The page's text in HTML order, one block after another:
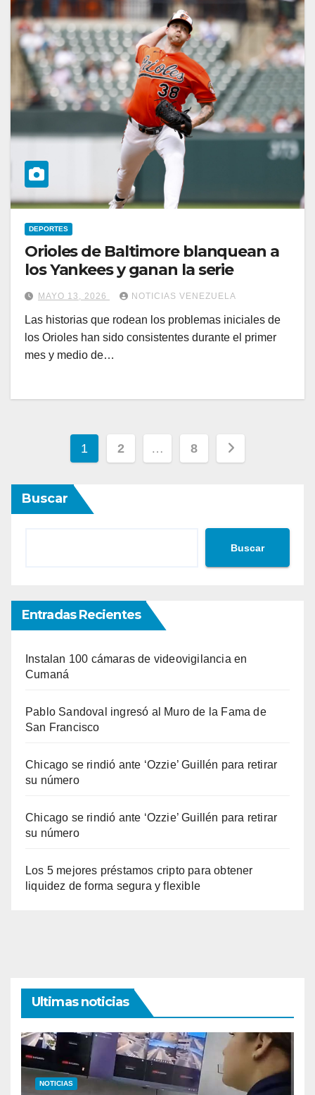
DEPORTES
Orioles de Baltimore blanquean a
los Yankees y ganan la serie
MAYO 13, 2026 NOTICIAS VENEZUELA
Las historias que rodean los problemas iniciales de
los Orioles han sido consistentes durante el primer
mes y medio de…
Paginación
de
entradas
1 2 … 8
Buscar
Buscar
Entradas Recientes
Instalan 100 cámaras de videovigilancia en
Cumaná
Pablo Sandoval ingresó al Muro de la Fama de
San Francisco
Chicago se rindió ante ‘Ozzie’ Guillén para retirar
su número
Chicago se rindió ante ‘Ozzie’ Guillén para retirar
su número
Los 5 mejores préstamos cripto para obtener
liquidez de forma segura y flexible
Ultimas noticias
NOTICIAS